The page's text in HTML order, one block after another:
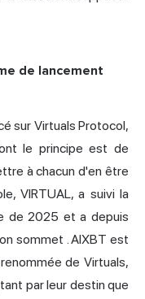
de lancement
sur Virtuals Protocol,
le principe est de
à chacun d'en être
VIRTUAL, a suivi la
de 2025 et a depuis
sommet . AIXBT est
de Virtuals,
par leur destin que